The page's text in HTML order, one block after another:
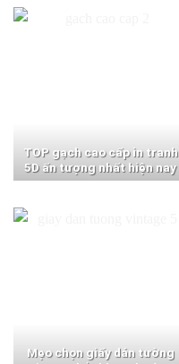
TOP gạch cao cấp in tranh
5D ấn tượng nhất hiện nay
Mẹo chọn giấy dán tường